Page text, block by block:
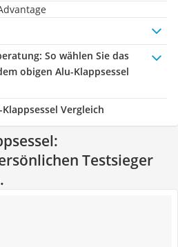
: So wählen Sie das
obigen Alu-Klappsessel
Vergleich
Testsieger